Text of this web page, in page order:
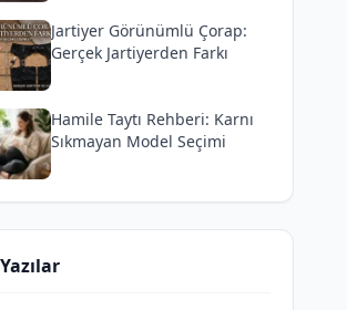
Jartiyer Görünümlü Çorap:
Gerçek Jartiyerden Farkı
Hamile Taytı Rehberi: Karnı
Sıkmayan Model Seçimi